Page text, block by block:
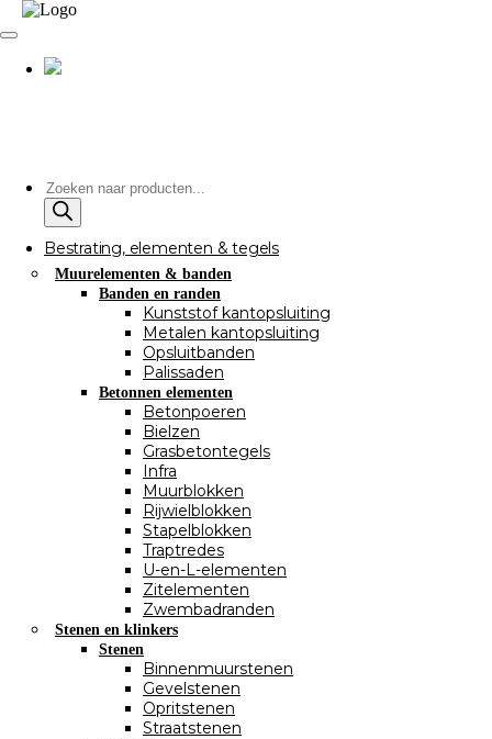
Producten
zoeken
Bestrating, elementen & tegels
Muurelementen & banden
Banden en randen
Kunststof kantopsluiting
Metalen kantopsluiting
Opsluitbanden
Palissaden
Betonnen elementen
Betonpoeren
Bielzen
Grasbetontegels
Infra
Muurblokken
Rijwielblokken
Stapelblokken
Traptredes
U-en-L-elementen
Zitelementen
Zwembadranden
Stenen en klinkers
Stenen
Binnenmuurstenen
Gevelstenen
Opritstenen
Straatstenen